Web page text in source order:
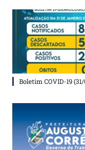
Boletim COVID-19